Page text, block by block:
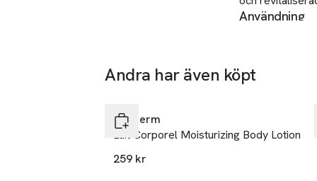
din dagliga
Tetrapeptid.
energimolekyl,
+10 %
**Instrumentellt
Användning
14
Andra har även köpt
Biotherm
Lait Corporel Moisturizing Body Lotion
259 kr